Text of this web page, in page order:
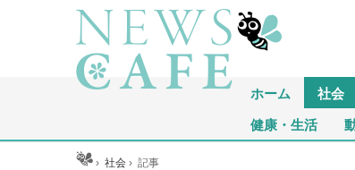
ホーム 社会
健康・生活
ホーム ›社会 ›記事